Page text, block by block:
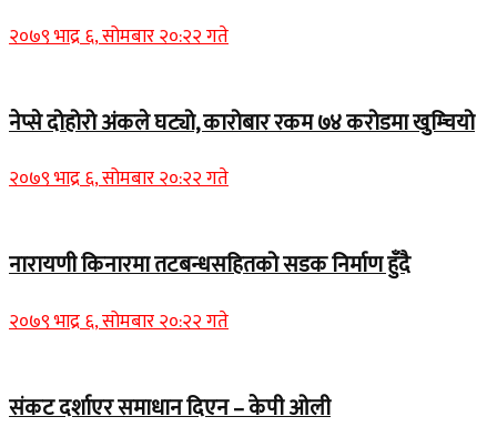
२०७९ भाद्र ६, सोमबार २०:२२ गते
नेप्से दोहोरो अंकले घट्यो, कारोबार रकम ७४ करोडमा खुम्चियो
२०७९ भाद्र ६, सोमबार २०:२२ गते
नारायणी किनारमा तटबन्धसहितको सडक निर्माण हुँदै
२०७९ भाद्र ६, सोमबार २०:२२ गते
संकट दर्शाएर समाधान दिएन – केपी ओली